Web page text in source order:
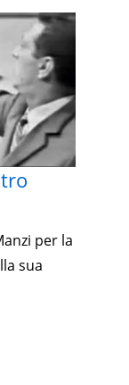
per la
sua